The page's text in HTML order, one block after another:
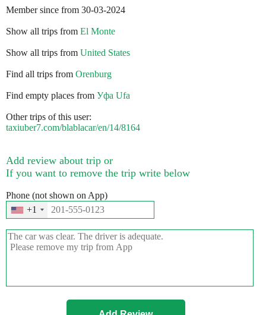
Member since from 30-03-2024
Show all trips from El Monte
Show all trips from United States
Find all trips from Orenburg
Find empty places from Уфа Ufa
Other trips of this user:
taxiuber7.com/blablacar/en/14/8164
Add review about trip or
If you want to remove the trip write below
Phone (not shown on App)
+1